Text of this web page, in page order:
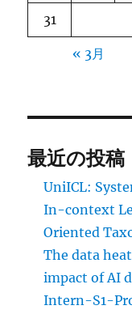
31
« 3月
最近の投稿
UniICL:
In-context
Oriented
The data
impact of AI
Intern-S1-